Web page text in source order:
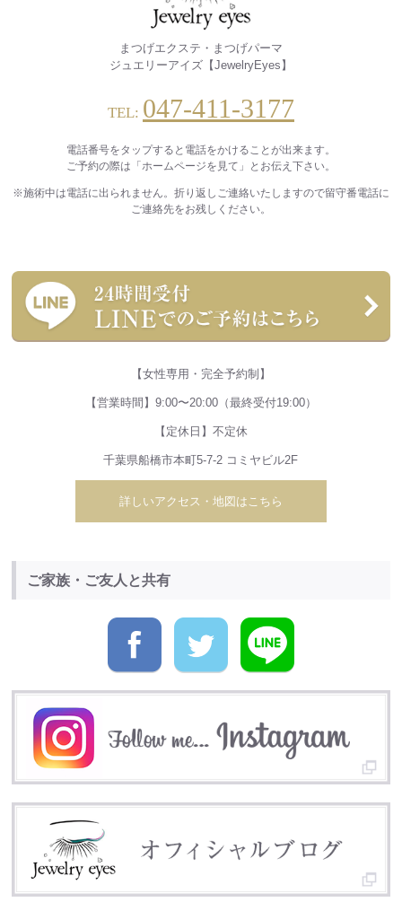
まつげエクステ・まつげパーマ
ジュエリーアイズ【JewelryEyes】
TEL: 047-411-3177
電話番号をタップすると電話をかけることが出来ます。
ご予約の際は「ホームページを見て」とお伝え下さい。
※施術中は電話に出られません。折り返しご連絡いたしますので留守番電話に
ご連絡先をお残しください。
【女性専用・完全予約制】
【営業時間】9:00〜20:00（最終受付19:00）
【定休日】不定休
千葉県船橋市本町5-7-2 コミヤビル2F
詳しいアクセス・地図はこちら
ご家族・ご友人と共有